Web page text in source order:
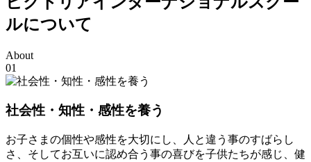
ルについて
About
01
社会性・知性・感性を養う
お子さまの個性や感性を大切にし、人と違う事のすばらし
さ、そしてお互いに認め合う事の喜びを子供たちが感じ、健